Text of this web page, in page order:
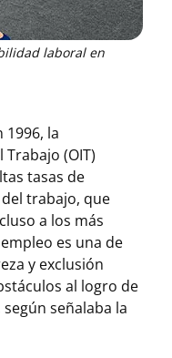
laboral en
1996, la
(OIT)
tasas de
trabajo, que
a los más
es una de
y exclusión
al logro de
señalaba la